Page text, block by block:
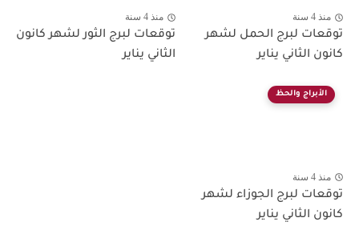
منذ 4 سنة
توقعات لبرج الحمل لشهر
كانون الثاني يناير
منذ 4 سنة
توقعات لبرج الثور لشهر كانون
الثاني يناير
الأبراج والحظ
منذ 4 سنة
توقعات لبرج الجوزاء لشهر
كانون الثاني يناير